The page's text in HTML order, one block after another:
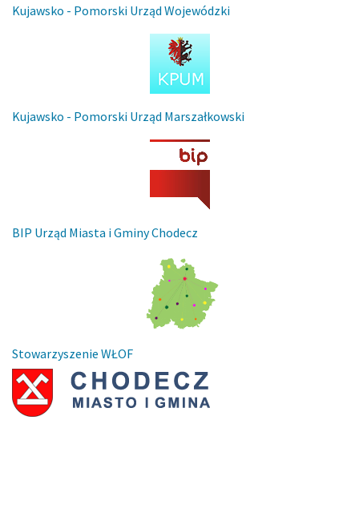
Kujawsko - Pomorski Urząd Wojewódzki
Kujawsko - Pomorski Urząd Marszałkowski
BIP Urząd Miasta i Gminy Chodecz
Stowarzyszenie WŁOF